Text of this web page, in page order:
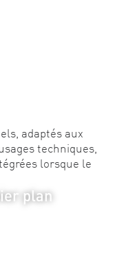
plan
adaptés aux
techniques,
lorsque le